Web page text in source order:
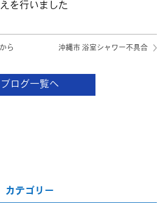
を行いました
ら
沖縄市 浴室シャワー不具合
ブログ一覧へ
カテゴリー